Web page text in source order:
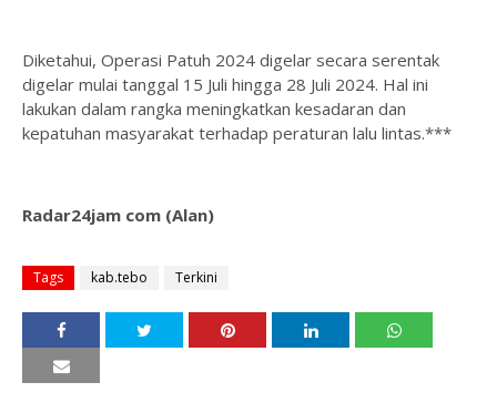
Diketahui, Operasi Patuh 2024 digelar secara serentak
digelar mulai tanggal 15 Juli hingga 28 Juli 2024. Hal ini
lakukan dalam rangka meningkatkan kesadaran dan
kepatuhan masyarakat terhadap peraturan lalu lintas.***
Radar24jam com (Alan)
Tags kab.tebo Terkini